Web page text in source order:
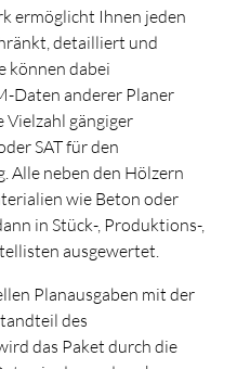
ermöglicht Ihnen jeden
detailliert und
können dabei
Daten anderer Planer
gängiger
SAT für den
Alle neben den Hölzern
wie Beton oder
in Stück-, Produktions-,
ausgewertet.
Planausgaben mit der
des
das Paket durch die